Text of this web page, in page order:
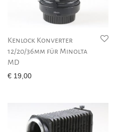
Kenlock Konverter
12/20/36mm für Minolta
MD
€ 19,00